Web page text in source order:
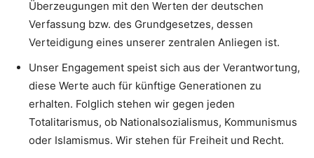
Überzeugungen mit den Werten der deutschen
Verfassung bzw. des Grundgesetzes, dessen
Verteidigung eines unserer zentralen Anliegen ist.
Unser Engagement speist sich aus der Verantwortung,
diese Werte auch für künftige Generationen zu
erhalten. Folglich stehen wir gegen jeden
Totalitarismus, ob Nationalsozialismus, Kommunismus
oder Islamismus. Wir stehen für Freiheit und Recht.